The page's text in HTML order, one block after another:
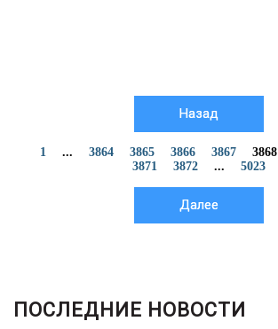
Назад
1 ... 3864 3865 3866 3867 3868
3871
3872 ... 5023
Далее
ПОСЛЕДНИЕ НОВОСТИ